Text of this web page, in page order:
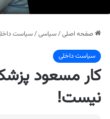
صفحه اصلی/سیاسی/سیاست
سیاست داخلی
کار مسعود
نیست!